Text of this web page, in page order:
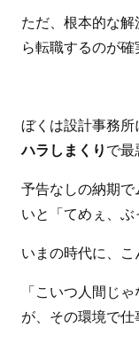
ただ、根本的な
ら転職するのが確
ぼくは設計事務所
ハラしまくり で最
予告なしの納期
いと「てめぇ、ぶ
いまの時代に、こ
「こいつ人間じ
が、その環境で仕